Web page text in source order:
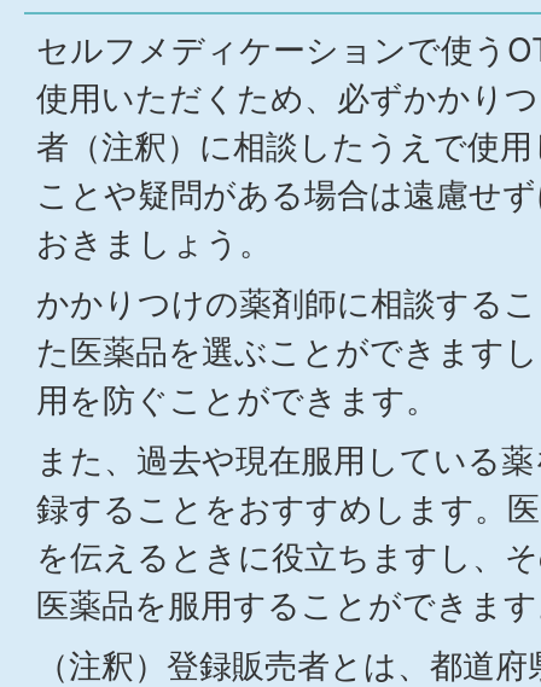
セルフメディケーションで使う
使用いただくため、必ずかかり
者（注釈）に相談したうえで使
ことや疑問がある場合は遠慮せ
おきましょう。
かかりつけの薬剤師に相談する
た医薬品を選ぶことができます
用を防ぐことができます。
また、過去や現在服用している
録することをおすすめします。
を伝えるときに役立ちますし、
医薬品を服用することができま
（注釈）登録販売者とは、都道